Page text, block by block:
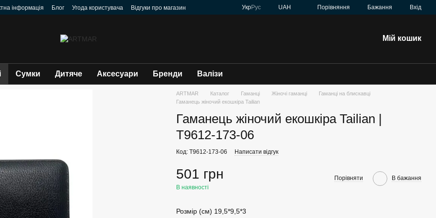
інформація Блог Угода користувача
Відгуки про магазин
УкрРус UAH Порівняння Бажання Вхід
Мій кошик
Сумки Дитяче Аксесуари Бренди Валізи
ARTMAR Каталог Гаманці Жіночі гаманці
Гаманці на блискавці
Гаманець жіночий екошкіра Tailian
Гаманець жіночий екошкіра Tailian |
T9612-173-06
Код: T9612-173-06 Написати відгук
501 грн
В наявності
Порівняти В бажання
Розмір (см) 19,5*9,5*3